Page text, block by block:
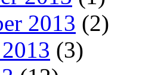
2013 (2)
(3)